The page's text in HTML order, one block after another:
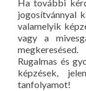
Ha további
jogosítvánnyal
valamelyik
vagy a
megkeresésed.
Rugalmas és
képzések,
tanfolyamot!